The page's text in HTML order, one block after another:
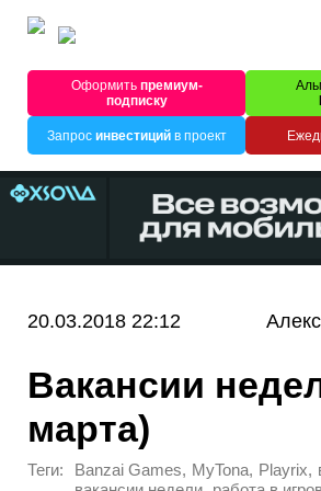
Оформитьпремиум-
подписку
Запрос инвестицийв проект
20.03.2018 22:12
Вакансии
марта)
Теги: Banzai Games, MyTona, Playrix,